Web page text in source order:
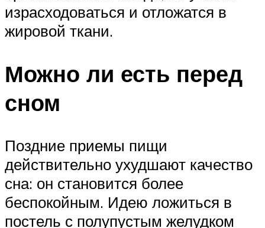
израсходоваться и отложатся в
жировой ткани.
Можно ли есть перед
сном
Поздние приемы пищи
действительно ухудшают качество
сна: он становится более
беспокойным. Идею ложиться в
постель с полупустым желудком